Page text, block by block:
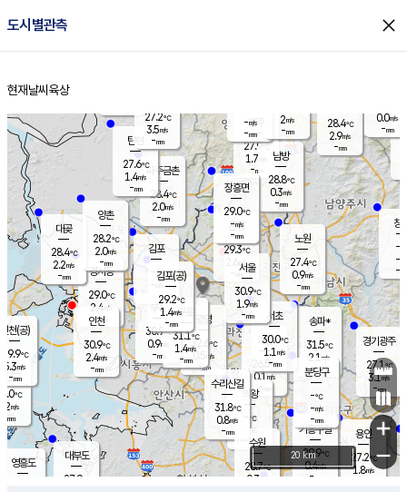
도시별관측 close
홈
현재날씨 육상
의도
℃
m/s
mm
영흥도
양주
27.9℃
1.7
-mm
과천
26.5℃
0.1m/s
- mm
용인
27.2℃
1.8m/s
경기광주
27.1℃
3.1m/s
-mm
대부도
27.9
경서동
29.0℃
2.4 m/s
-mm
파주금촌
28.4℃
2.0m/s
-mm
28.4℃
2.9m/s
-mm
대곶
28.4℃
2.2m/s
-mm
창
-
-m/
-
탄현
27.6℃
1.4m/s
-mm
0.0m/s
-mm
의왕
- ℃
m/s
mm
김포
- ℃
-m/s
mm
광명
32.6 ℃
0.5 m/s
-mm
부천
30.9℃
0.9m/s
-mm
양촌
28.2℃
2.0m/s
-mm
구로
31.1℃
1.4m/s
-mm
은평
29.3℃
2.6 m/s
- mm
노원
27.4℃
0.9m/s
-mm
송파*
31.5℃
2.1 m/s
-mm
서초
30.0℃
1.1 m/s
-mm
남방
28.8℃
0.3m/s
-mm
기흥구갈
29.9℃
0.4m/s
-
수리산길
31.8℃
0.8m/s
-mm
분당구
-℃
-m/s
-mm
장흥면
29.0℃
-m/s
-mm
-m/s
-mm
인천(공)
29.9℃
5.3m/s
-mm
김포(공)
29.2℃
1.4m/s
-mm
수원
28.7℃
0.3 m/s
인천
30.9℃
2.4m/s
-mm
서울
30.9℃
1.9m/s
-mm
27.2℃
3.5m/s
-mm
2m/s
-mm
+
−
20 km